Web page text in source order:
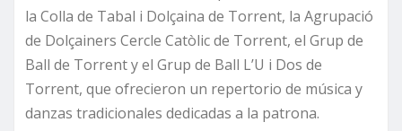
la Colla de Tabal i Dolçaina de Torrent, la Agrupació
de Dolçainers Cercle Catòlic de Torrent, el Grup de
Ball de Torrent y el Grup de Ball L’U i Dos de
Torrent, que ofrecieron un repertorio de música y
danzas tradicionales dedicadas a la patrona.